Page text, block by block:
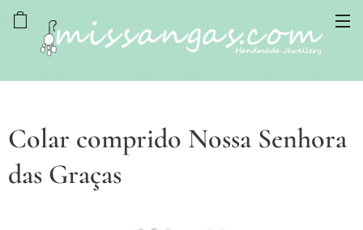
Colar comprido Nossa Senhora
das Graças